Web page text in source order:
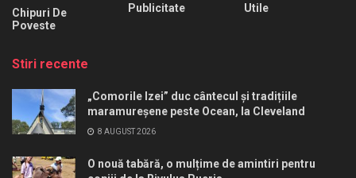
Chipuri De
Poveste
Publicitate
Utile
Stiri recente
„Comorile Izei” duc cântecul și tradițiile
maramureșene peste Ocean, la Cleveland
8 AUGUST 2026
O nouă tabără, o mulțime de amintiri pentru